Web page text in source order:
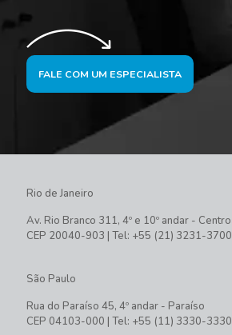
FALE COM UM ESPECIALISTA
Rio de Janeiro
Av. Rio Branco 311, 4º e 10º andar - Centro
CEP 20040-903 | Tel: +55 (21) 3231-3700
São Paulo
Rua do Paraíso 45, 4º andar - Paraíso
CEP 04103-000 | Tel: +55 (11) 3330-3330